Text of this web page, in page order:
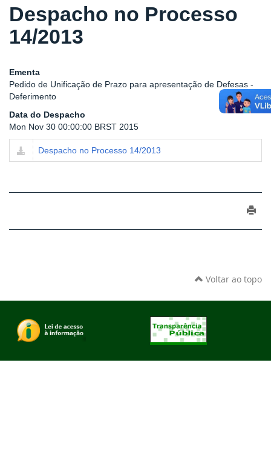
Despacho no Processo
14/2013
Ementa
Pedido de Unificação de Prazo para apresentação de Defesas -
Deferimento
Data do Despacho
Mon Nov 30 00:00:00 BRST 2015
Despacho no Processo 14/2013
Voltar ao topo